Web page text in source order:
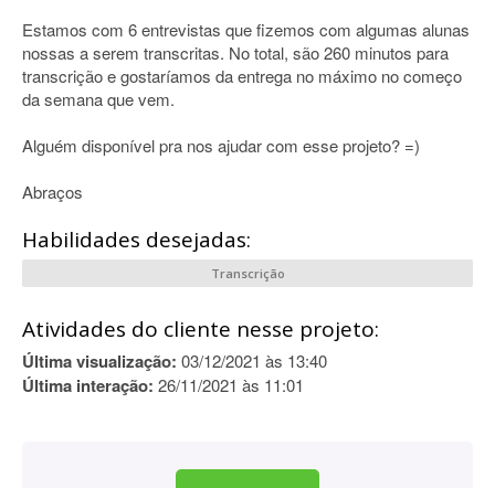
Estamos com 6 entrevistas que fizemos com algumas alunas
nossas a serem transcritas. No total, são 260 minutos para
transcrição e gostaríamos da entrega no máximo no começo
da semana que vem.
Alguém disponível pra nos ajudar com esse projeto? =)
Abraços
Habilidades desejadas:
Transcrição
Atividades do cliente nesse projeto:
Última visualização: 03/12/2021 às 13:40
Última interação: 26/11/2021 às 11:01